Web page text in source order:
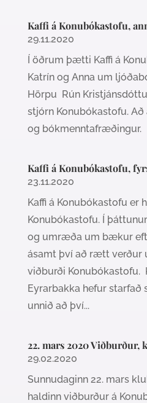
Kaffi á Konubókastofu,
29.11.2020
Í öðrum þætti Kaffi á
Katrín og Anna um
Hörpu Rún
stjórn Konubókastofu. Að
og bókmenntafræðingur.
Kaffi á Konubókastofu,
23.11.2020
Kaffi á Konubókastofu er
Konubókastofu. Í
og umræða um bækur
ásamt því að rætt verður
viðburði Konubókastofu.
Eyrarbakka hefur starfað
unnið að því...
22. mars 2020 Viðburður,
29.02.2020
Sunnudaginn 22. mars
haldinn viðburður á